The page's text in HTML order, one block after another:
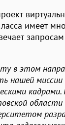
имеет
в этом
нашей